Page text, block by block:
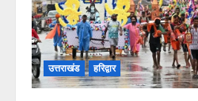
उत्तराखंड हरिद्वार